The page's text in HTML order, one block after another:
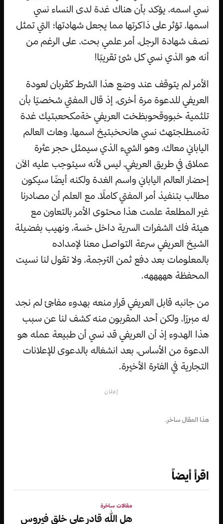
نسي اسمه، يؤكد بأن هناك غدة لدى النساء نسي
اسمها، تؤثر على ذاكرتها مما يجعل شهادتها؛ التي تمثل
نصف شهادة الرجل، أمر علمي بحت، على الرغم من
أنه هو الذي نسي كل شئ تقريبًا!
الأمر لم يتوقف عند وضع هذا الشرط كقربان لعودة
العريفي للدعوة مرة أخرى، إذ قال المفتي شخصيًا بأن
تلثمية خبووقحوبظخت العريفي خةمكحعبتيك غدة
تةمىطلجتهث نسي هانحخبتيخ اسمها، وهات العالم
الياباني معاك، وهو الشيء الذي سيمثل حجر عثرة
عملاق في طريق العريفي، ليس لأنه سيتوجب عليه الآن
إحضار العالم الياباني واسم الغدة ولكنه أيضًا سيكون
مطالب بتنفيذ أمر المفتي كاملًا، مع العلم أن مصادرنا
غير المطلعة علمت هذا محتوى الأمر بالتعاون مع
هيئة فك الشفرات السرية داخل خسة، ونهيب بفضيلة
الشيخ العريفي سرعة التواصل معنا لإمداده
بالمعلومات بعد دفع ثمن الترجمة، ولا تقول لنا نسيت
المحفظة هههههه.
من جانبه قابل العريفي قرار منعه بهدوء مفاجئ لم نجد
له مبررًا، ولكن أحد المقربون منه كشف لنا عن سبب
هذا الهدوء إذ أن العريفي قد نسي أن طبيعة عمله هو
الدعوة من الأساس، بعد انشغاله بالدعوى للإعلانات
التجارية في الفترة الأخيرة.
إعلان
هذا المقال ساخر.
اقرأ أيضاً
مقالات ساخرة
هل الله قادر على خلق فيروس